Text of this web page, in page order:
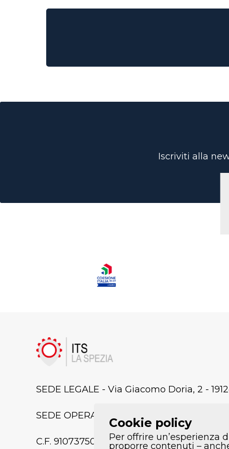
Iscriviti alla
SEDE LEGALE - Via Giacomo Doria, 2 -
SEDE OPERATIVA/LABORATORI - Via
C.F. 91073750118
Cookie policy
Per offrire un’esperienza
proporre contenuti –